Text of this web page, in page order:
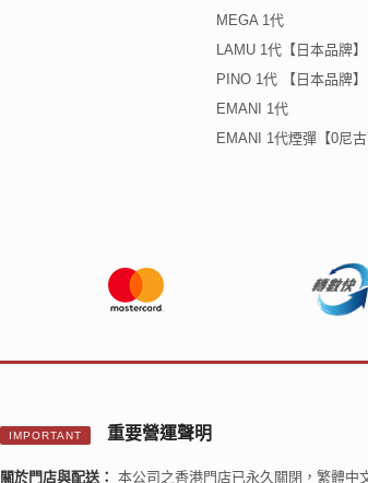
MEGA 1代
LAMU 1代【日本品牌】
PINO 1代 【日本品牌】
EMANI 1代
EMANI 1代煙彈【0尼古
IMPORTANT 重要營運聲明
關於門店與配送： 本公司之香港門店已永久關閉，繁體中